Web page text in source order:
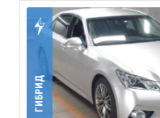
ГИБРИД